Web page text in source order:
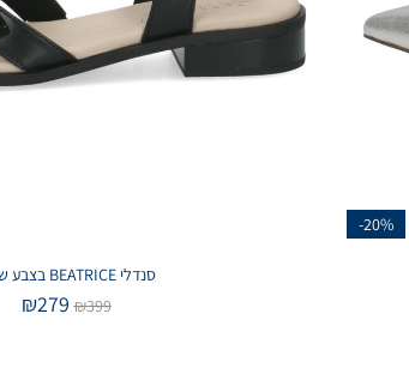
-20%
סנדלי BEATRICE בצבע שחור
₪399
₪279